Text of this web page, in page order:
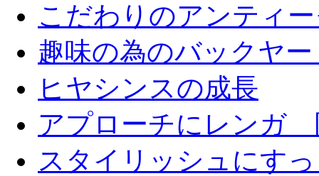
こだわりのアンティ
趣味の為のバックヤ
ヒヤシンスの成長
アプローチにレンガ
スタイリッシュにす